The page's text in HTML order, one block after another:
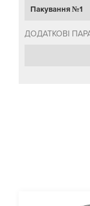
Пакування №1
ДОДАТКОВІ